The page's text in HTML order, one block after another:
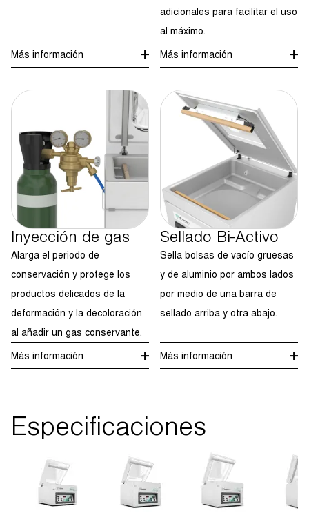
Más información
adicionales para facilitar el uso
al máximo.
Más información
Inyección de gas
Alarga el periodo de
conservación y protege los
productos delicados de la
deformación y la decoloración
al añadir un gas conservante.
Más información
Sellado Bi-Activo
Sella bolsas de vacío gruesas
y de aluminio por ambos lados
por medio de una barra de
sellado arriba y otra abajo.
Más información
Especificaciones